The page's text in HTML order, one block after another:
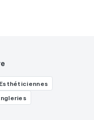
Esthéticiennes